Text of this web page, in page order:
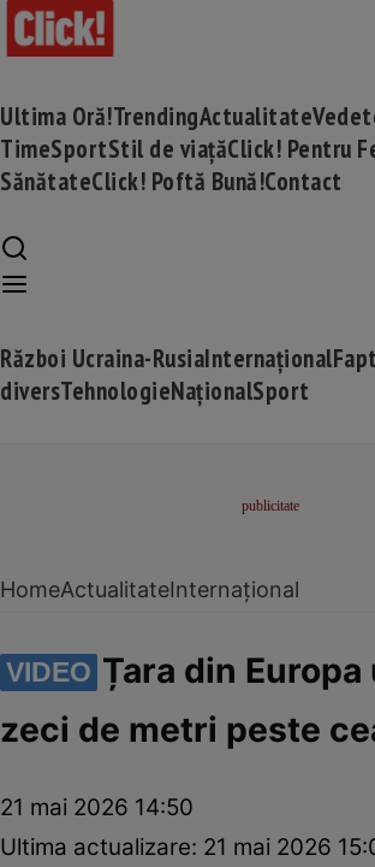
Ultima Oră!TrendingActualitate
TimeSportStil de viațăClick! Pentru
SănătateClick! Poftă Bună!Contact
Război Ucraina-RusiaInternaționalFapt
diversTehnologieNaționalSport
HomeActualitateInternațional
VIDEO Țara din
zeci de metri peste
21 mai 2026 14:50
Ultima actualizare: 21 mai 2026